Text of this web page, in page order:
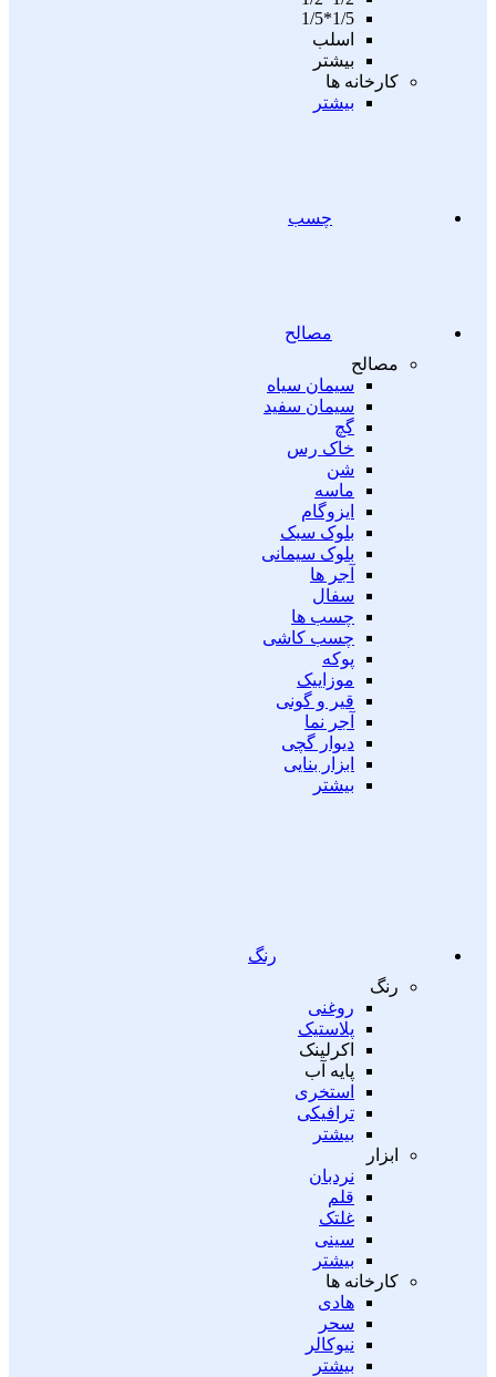
1/5*1/5
اسلب
بیشتر
کارخانه ها
بیشتر
چسب
مصالح
مصالح
سیمان سیاه
سیمان سفید
گچ
خاک رس
شن
ماسه
ایزوگام
بلوک سبک
بلوک سیمانی
آجر ها
سفال
چسب ها
چسب کاشی
پوکه
موزاییک
قیر و گونی
آجر نما
دیوار گچی
ابزار بنایی
بیشتر
رنگ
رنگ
روغنی
پلاستیک
اکرلینک
پایه آب
استخری
ترافیکی
بیشتر
ابزار
نردبان
قلم
غلتک
سینی
بیشتر
کارخانه ها
هادی
سحر
نیوکالر
بیشتر